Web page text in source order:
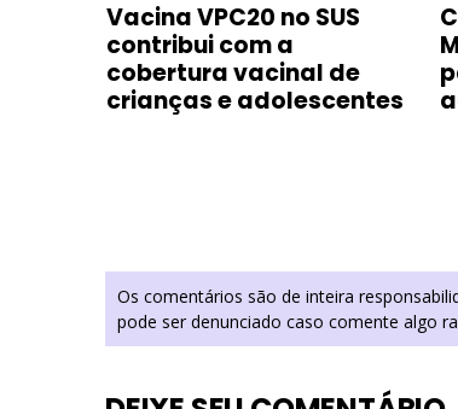
Vacina VPC20 no SUS
contribui com a
cobertura vacinal de
crianças e adolescentes
Os comentários são de inteira
pode ser denunciado caso comente algo